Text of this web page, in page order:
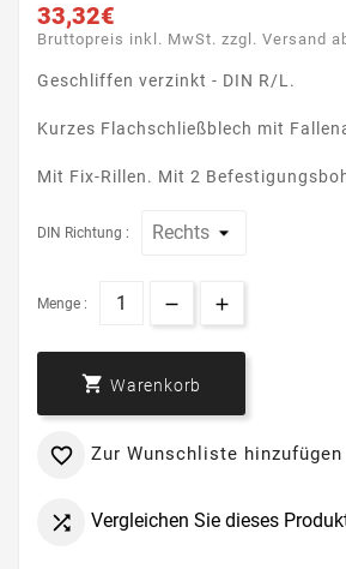
33,32€
Bruttopreis inkl. MwSt. zzgl. Versand
Geschliffen verzinkt - DIN R/L.
Kurzes Flachschließblech mit
Mit Fix-Rillen. Mit 2
DIN Richtung :
Menge :
 Warenkorb
 Zur Wunschliste hinzufügen
 Vergleichen Sie dieses